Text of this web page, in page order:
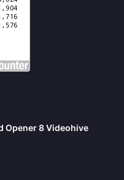
Opener 8 Videohive